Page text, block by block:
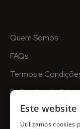
Quem Somos
FAQs
Termos e
Definições de
Este
Utilizamos cookies